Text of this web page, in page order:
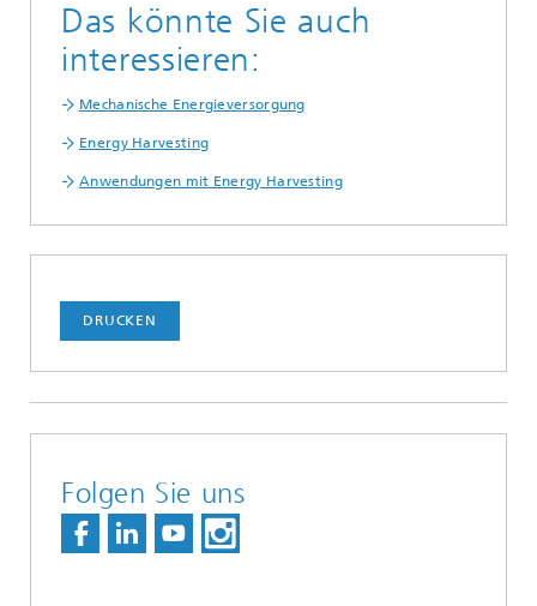
Das könnte Sie auch
interessieren:
Mechanische Energieversorgung
Energy Harvesting
Anwendungen mit Energy Harvesting
DRUCKEN
Folgen Sie uns